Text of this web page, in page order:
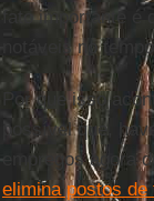
fato importante é
notáveis no
Por que isso
possível que,
empregos agora
elimina postos de